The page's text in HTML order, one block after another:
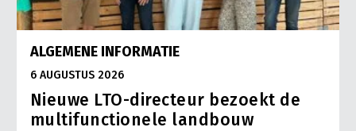
ALGEMENE INFORMATIE
6 AUGUSTUS 2026
Nieuwe LTO-directeur bezoekt de
multifunctionele landbouw